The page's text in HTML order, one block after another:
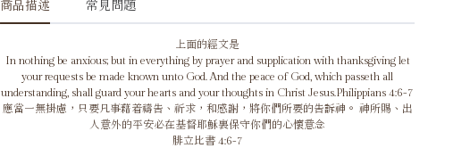
商品描述 常見問題
上面的經文是
In nothing be anxious; but in everything by prayer and supplication with thanksgiving let
your requests be made known unto God. And the peace of God, which passeth all
understanding, shall guard your hearts and your thoughts in Christ Jesus.Philippians 4:6-7
應當一無掛慮，只要凡事藉着禱告、祈求，和感謝，將你們所要的告訴神。 神所賜、出
人意外的平安必在基督耶穌裏保守你們的心懷意念
腓立比書 4:6-7